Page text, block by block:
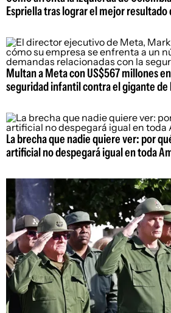
Espriella tras lograr el mejor resultado
Multan a Meta con US$567 millones
seguridad infantil contra el gigante de
La brecha que nadie quiere ver: por
artificial no despegará igual en toda